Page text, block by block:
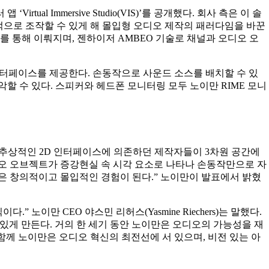
‘Virtual Immersive Studio(VIS)’를 공개했다. 회사 측은 이 솔
로 조작할 수 있게 해 몰입형 오디오 제작의 패러다임을 바꾼
통해 이뤄지며, 젠하이저 AMBEO 기술로 채널과 오디오 오
페이스를 제공한다. 손동작으로 사운드 소스를 배치할 수 있
수 있다. 스피커와 헤드폰 모니터링 모두 노이만 RIME 모니
적인 2D 인터페이스에 의존하던 제작자들이 3차원 공간에
오브젝트가 증강현실 속 시각 요소로 나타나 손동작만으로 자
창의적이고 몰입적인 경험이 된다.” 노이만이 발표에서 밝혔
.” 노이만 CEO 야스민 리허스(Yasmine Riechers)는 말했다.
게 만든다. 거의 한 세기 동안 노이만은 오디오의 가능성을 재
노이만은 오디오 혁신의 최전선에 서 있으며, 비전 있는 아